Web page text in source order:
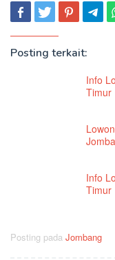
Posting terkait:
Info
Timur
Info
Timur
Posting pada Jombang